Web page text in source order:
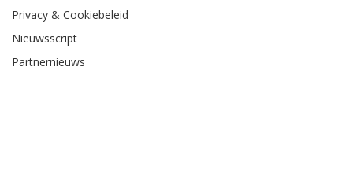
Privacy & Cookiebeleid
Nieuwsscript
Partnernieuws